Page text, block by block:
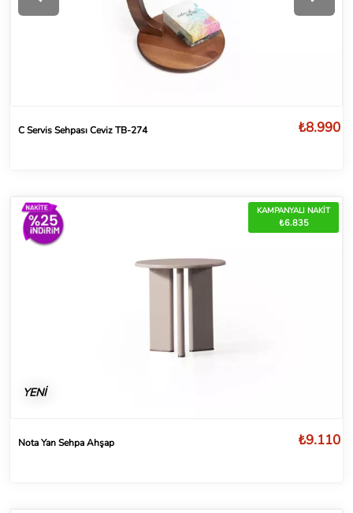
C Servis Sehpası Ceviz TB-274 ₺8.990
KAMPANYALI NAKİT
₺6.835
YENİ
Nota Yan Sehpa Ahşap ₺9.110